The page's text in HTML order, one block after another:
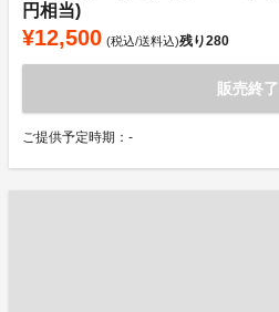
円相当)
¥12,500 (税込/送料込)残り280
販売終了
ご提供予定時期：-